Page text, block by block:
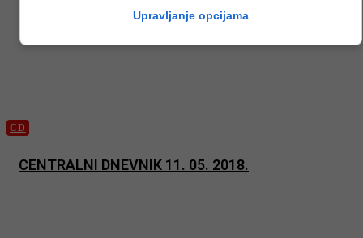
CD
CENTRALNI DNEVNIK 11. 05. 2018.
Upravljanje opcijama